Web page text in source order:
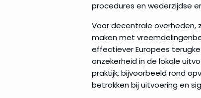
procedures en wederzijdse
Voor decentrale overheden,
maken met
effectiever Europees
onzekerheid in de lokale
praktijk, bijvoorbeeld rond
betrokken bij uitvoering en